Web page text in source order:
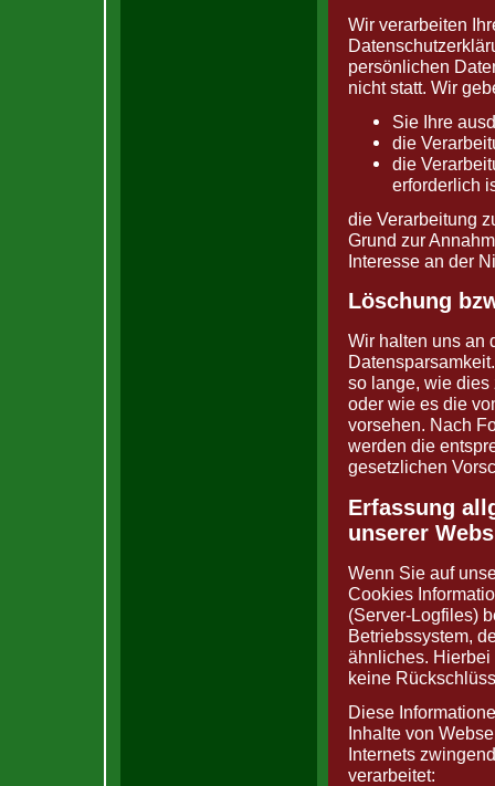
Wir verarbeiten
persönlichen
nicht statt. Wir
Sie Ihre
die
die
erforderlich
die Verarbeitung
Grund zur
Interesse an der
Löschung
Wir halten uns an
so lange, wie dies
oder wie es die
vorsehen. Nach
werden die
gesetzlichen
Erfassung
unserer
Wenn Sie auf
Cookies
(Server-Logfiles)
Betriebssystem,
ähnliches.
keine
Diese
Inhalte von
Internets
verarbeitet: